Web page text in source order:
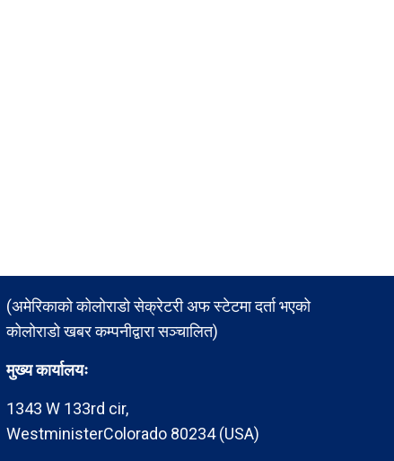
(अमेरिकाको कोलोराडो सेक्रेटरी अफ स्टेटमा दर्ता भएको
कोलोराडो खबर कम्पनीद्वारा सञ्चालित)
मुख्य कार्यालयः
1343 W 133rd cir,
WestministerColorado 80234 (USA)